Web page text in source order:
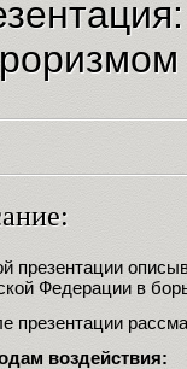
презентации
Федерации в
презентации
воздействия: